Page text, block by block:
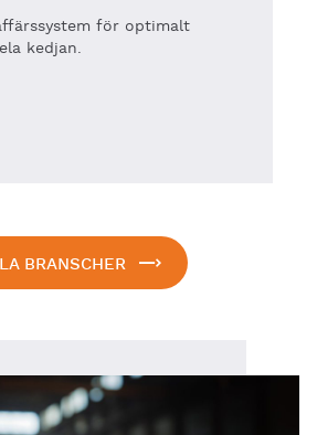
för optimalt
kedjan.
BRANSCHER